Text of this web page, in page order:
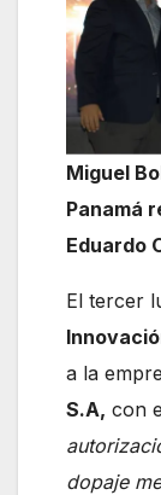
Miguel
Panamá
Eduardo
El tercer
a la
S.A, con
dopaje